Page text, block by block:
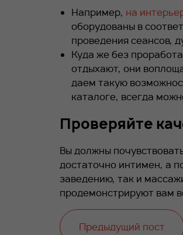
Например, на
оборудованы в
проведения сеансов,
Куда же без
отдыхают, они
даем такую
каталоге, всегда
Проверяйте
Вы должны
достаточно интимен, а
заведению, так и
продемонстрируют вам
Предыдущий пост